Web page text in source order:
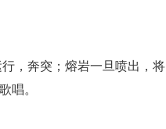
，奔突；熔岩一旦喷出，将
唱。